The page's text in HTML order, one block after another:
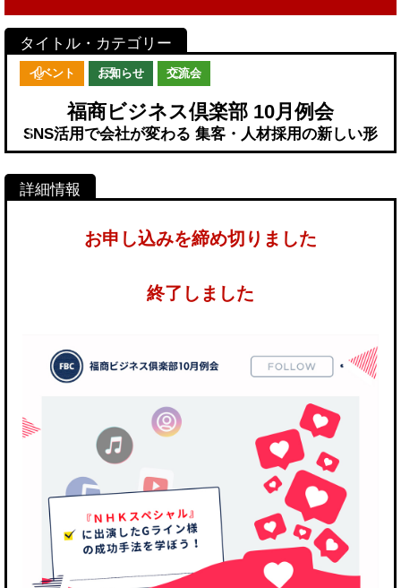
イベント お知らせ 交流会
福商ビジネス倶楽部 10月例会
SNS活用で会社が変わる 集客・人材採用の新しい形
お申し込みを締め切りました
終了しました